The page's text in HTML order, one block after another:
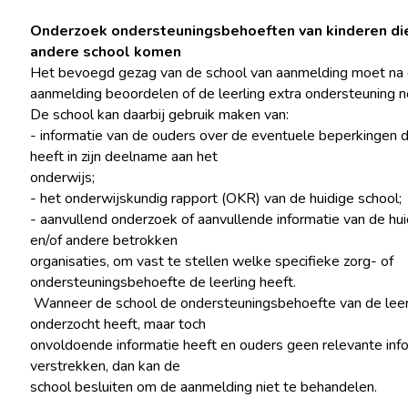
Onderzoek ondersteuningsbehoeften van kinderen
andere school komen
Het bevoegd gezag van de school van aanmelding moet na
aanmelding beoordelen of de leerling extra ondersteuning
De school kan daarbij gebruik maken van:
- informatie van de ouders over de eventuele beperkingen
heeft in zijn deelname aan het
onderwijs;
- het onderwijskundig rapport (OKR) van de huidige school;
- aanvullend onderzoek of aanvullende informatie van de
en/of andere betrokken
organisaties, om vast te stellen welke specifieke zorg- of
ondersteuningsbehoefte de leerling heeft.
Wanneer de school de ondersteuningsbehoefte van de
onderzocht heeft, maar toch
onvoldoende informatie heeft en ouders geen relevante
verstrekken, dan kan de
school besluiten om de aanmelding niet te behandelen.